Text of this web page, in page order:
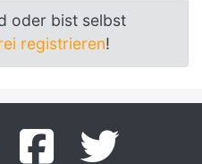
oder bist selbst
registrieren!